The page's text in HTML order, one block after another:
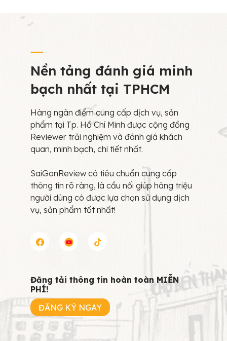
Nền tảng đánh giá minh
bạch nhất tại TPHCM
Hàng ngàn điểm cung cấp dịch vụ, sản
phẩm tại Tp. Hồ Chí Minh được cộng đồng
Reviewer trải nghiệm và đánh giá khách
quan, minh bạch, chi tiết nhất.
SaiGonReview có tiêu chuẩn cung cấp
thông tin rõ ràng, là cầu nối giúp hàng triệu
người dùng có được lựa chọn sử dụng dịch
vụ, sản phẩm tốt nhất!
Đăng tải thông tin hoàn toàn MIỄN
PHÍ!
ĐĂNG KÝ NGAY